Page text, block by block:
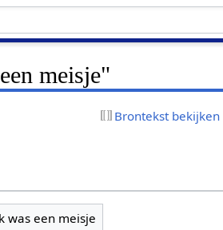
meisje"
Brontekst bekijken
was een meisje